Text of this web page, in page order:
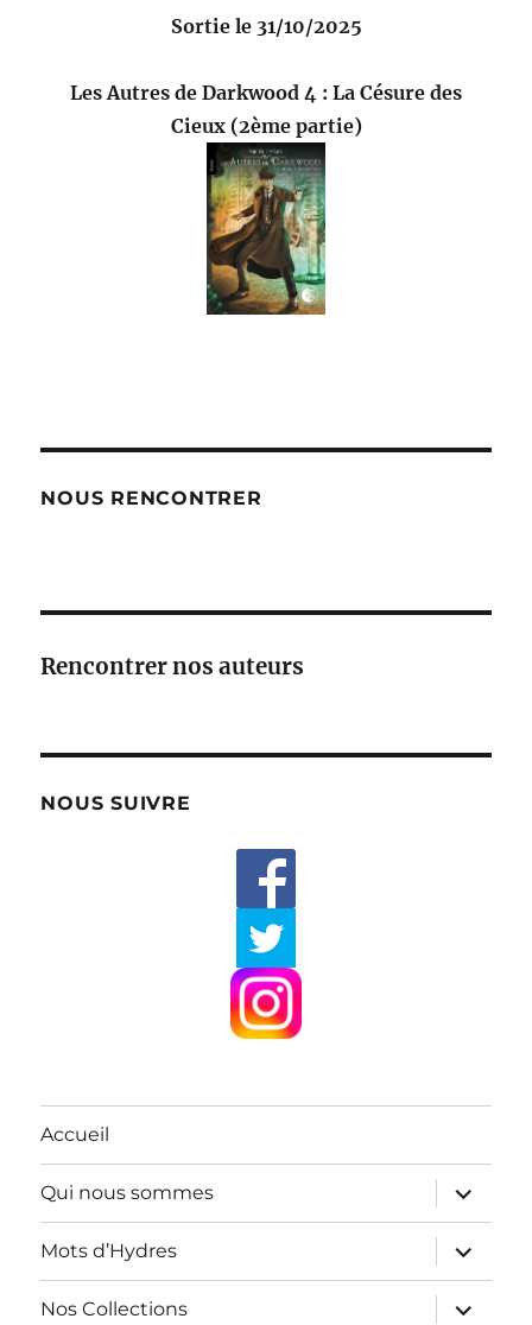
Sortie le 31/10/2025
Les Autres de Darkwood 4 : La Césure des
Cieux (2ème partie)
NOUS RENCONTRER
Rencontrer nos auteurs
NOUS SUIVRE
Accueil
Qui nous sommes
ouvrir
le
sous-
menu
Mots d’Hydres
ouvrir
le
sous-
menu
Nos Collections
ouvrir